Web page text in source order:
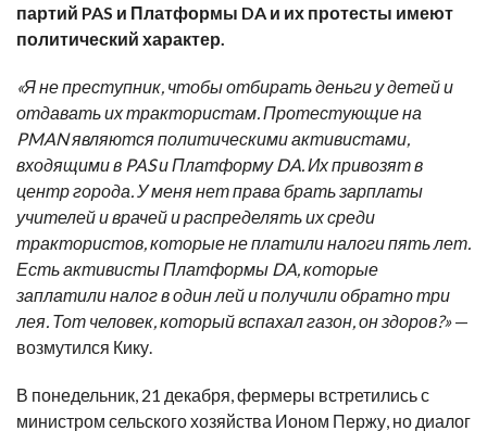
партий PAS и Платформы DA и их протесты имеют
политический характер.
«Я не преступник, чтобы отбирать деньги у детей и
отдавать их трактористам. Протестующие на
PMAN являются политическими активистами,
входящими в PAS и Платформу DA. Их привозят в
центр города. У меня нет права брать зарплаты
учителей и врачей и распределять их среди
трактористов, которые не платили налоги пять лет.
Есть активисты Платформы DA, которые
заплатили налог в один лей и получили обратно три
лея. Тот человек, который вспахал газон, он здоров?»—
возмутился Кику.
В понедельник, 21 декабря, фермеры встретились с
министром сельского хозяйства Ионом Пержу, но диалог